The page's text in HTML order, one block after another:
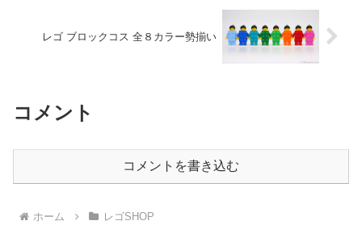
レゴ ブロックコス 全８カラー勢揃い
コメント
コメントを書き込む
ホーム レゴSHOP